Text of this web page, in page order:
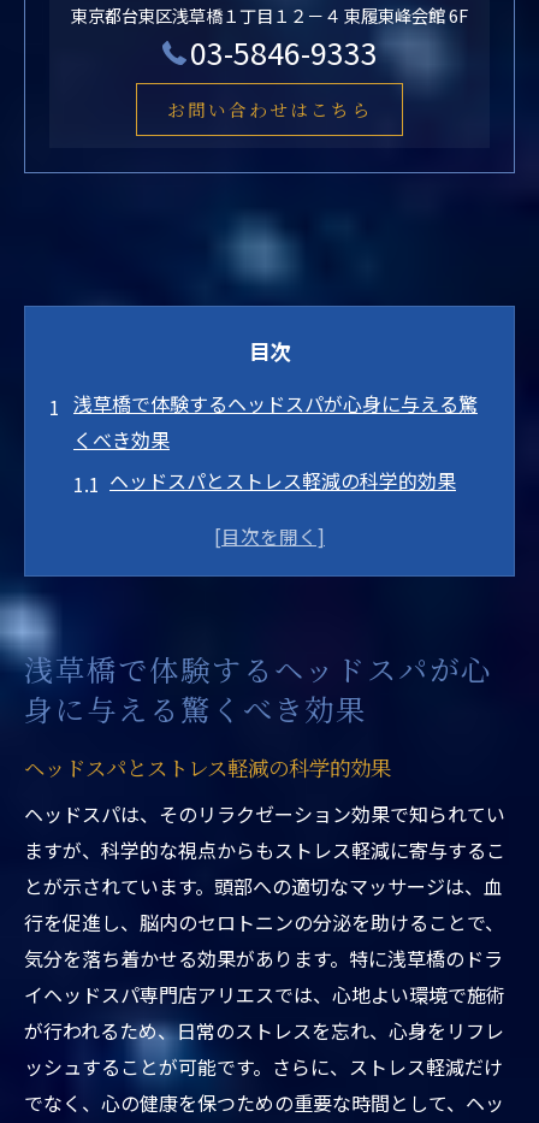
東京都台東区浅草橋１丁目１２－４ 東履東峰会館 6F
03-5846-9333
お問い合わせはこちら
目次
浅草橋で体験するヘッドスパが心身に与える驚
くべき効果
ヘッドスパとストレス軽減の科学的効果
疲労回復に役立つ浅草橋ヘッドスパの秘密
意味
健康維持に貢献するヘッドスパの役割
浅草橋ヘッドスパを受けた人々の感想と効
日常の喧騒を忘れる瞬間ヘッドスパで得られる
浅草橋の静かな空間で心を解放
究極の癒しを求める人々のためのヘッドス
パ
日常生活から離れるためのヘッドスパの利
用法
癒しの時間を提供する浅草橋の特別な施術
浅草橋で体験するヘッドスパが心
身に与える驚くべき効果
ヘッドスパとストレス軽減の科学的効果
ヘッドスパは、そのリラクゼーション効果で知られてい
ますが、科学的な視点からもストレス軽減に寄与するこ
とが示されています。頭部への適切なマッサージは、血
行を促進し、脳内のセロトニンの分泌を助けることで、
気分を落ち着かせる効果があります。特に浅草橋のドラ
イヘッドスパ専門店アリエスでは、心地よい環境で施術
が行われるため、日常のストレスを忘れ、心身をリフレ
ッシュすることが可能です。さらに、ストレス軽減だけ
でなく、心の健康を保つための重要な時間として、ヘッ